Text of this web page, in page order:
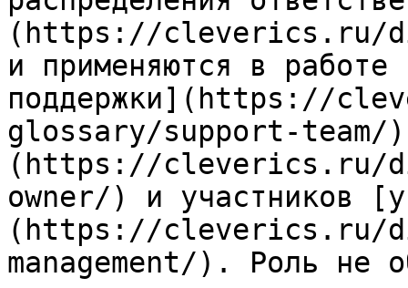
(https://cleverics.ru/
и применяются в
поддержки](https://
glossary/support-team/
(https://cleverics.ru/
owner/) и участников
(https://cleverics.ru/
management/). Роль не